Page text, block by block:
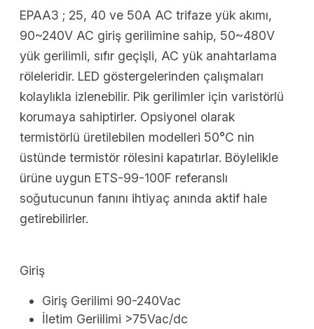
EPAA3 ; 25, 40 ve 50A AC trifaze yük akımı,
90~240V AC giriş gerilimine sahip, 50~480V
yük gerilimli, sıfır geçişli, AC yük anahtarlama
röleleridir. LED göstergelerinden çalışmaları
kolaylıkla izlenebilir. Pik gerilimler için varistörlü
korumaya sahiptirler. Opsiyonel olarak
termistörlü üretilebilen modelleri 50°C nin
üstünde termistör rölesini kapatırlar. Böylelikle
ürüne uygun ETS-99-100F referanslı
soğutucunun fanını ihtiyaç anında aktif hale
getirebilirler.
Giriş
Giriş Gerilimi 90-240Vac
İletim Geriilimi >75Vac/dc